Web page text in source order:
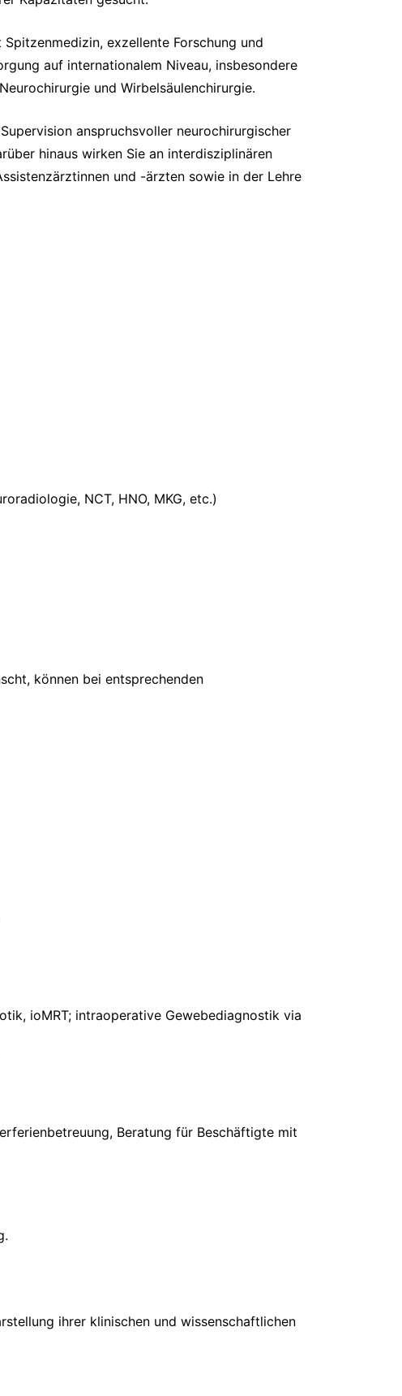
exzellente Forschung und
auf internationalem Niveau, insbesondere
und Wirbelsäulenchirurgie.
anspruchsvoller neurochirurgischer
hinaus wirken Sie an interdisziplinären
und -ärzten sowie in der Lehre
NCT, HNO, MKG, etc.)
können bei entsprechenden
ioMRT; intraoperative Gewebediagnostik via
Beratung für Beschäftigte mit
ihrer klinischen und wissenschaftlichen